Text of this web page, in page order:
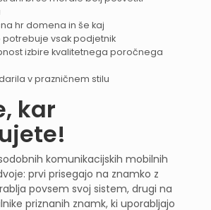
hr domena in še kaj
potrebuje vsak podjetnik
izbire kvalitetnega poročnega
v prazničnem stilu
kar
komunikacijskih mobilnih
prvi prisegajo na znamko z
povsem svoj sistem, drugi na
priznanih znamk, ki uporabljajo